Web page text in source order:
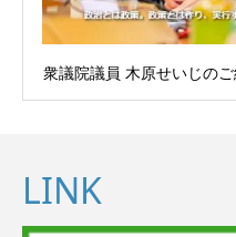
衆議院議員 木原せいじの
LINK